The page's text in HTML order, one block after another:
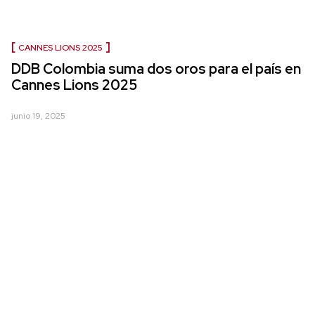
CANNES LIONS 2025
DDB Colombia suma dos oros para el país en
Cannes Lions 2025
junio 19, 2025